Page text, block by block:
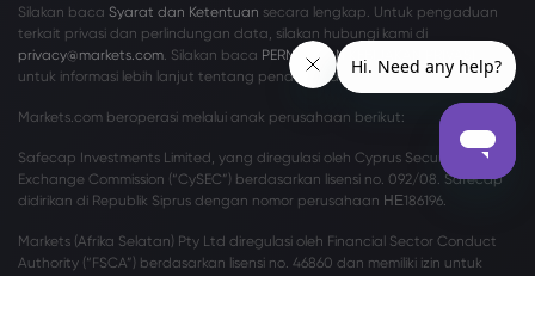
Silakan baca Syarat dan Ketentuan secara lengkap. Untuk pengaduan
terkait privasi dan perlindungan data, silakan hubungi kami di
privacy@markets.com . Silakan baca PERNYATAAN KEBIJAKAN PRIVASI
untuk informasi lebih lanjut tentang penanganan data pribadi.
Markets.com beroperasi melalui anak perusahaan berikut:
Safecap Investments Limited, yang diregulasi oleh Cyprus Securities and
Exchange Commission (“CySEC”) berdasarkan lisensi no. 092/08. Safecap
didirikan di Republik Siprus dengan nomor perusahaan ΗΕ186196.
Markets (Afrika Selatan) Pty Ltd diregulasi oleh Financial Sector Conduct
Authority (“FSCA”) berdasarkan lisensi no. 46860 dan memiliki izin untuk